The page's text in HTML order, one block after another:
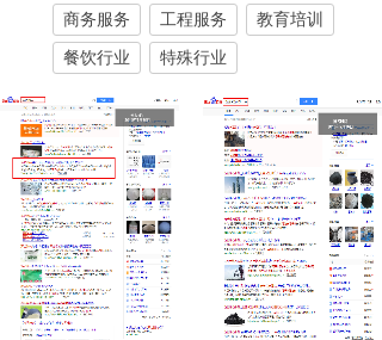
商务服务
工程服务
教育培训
餐饮行业
特殊行业